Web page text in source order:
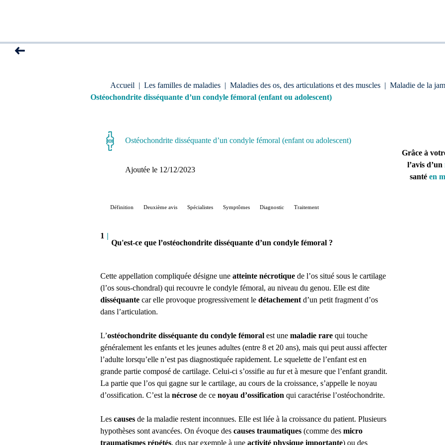
Accueil | Les familles de maladies | Maladies des os, des articulations et des muscles | Maladie de la
Ostéochondrite disséquante d’un condyle fémoral (enfant ou adolescent)
Ostéochondrite disséquante d’un condyle fémoral (enfant ou adolescent)
Ajoutée le 12/12/2023
Définition Deuxième avis Spécialistes Symptômes Diagnostic Traitement
1 |
Qu'est-ce que l’ostéochondrite disséquante d’un condyle fémoral ?
Cette appellation compliquée désigne une atteinte nécrotique de l’os situé sous le cartilage
(l’os sous-chondral) qui recouvre le condyle fémoral, au niveau du genou. Elle est dite
disséquante car elle provoque progressivement le détachement d’un petit fragment d’os
dans l’articulation.
L’ostéochondrite disséquante du condyle fémoral est une maladie rare qui touche
généralement les enfants et les jeunes adultes (entre 8 et 20 ans), mais qui peut aussi affecter
l’adulte lorsqu’elle n’est pas diagnostiquée rapidement. Le squelette de l’enfant est en
grande partie composé de cartilage. Celui-ci s’ossifie au fur et à mesure que l’enfant grandit.
La partie que l’os qui gagne sur le cartilage, au cours de la croissance, s’appelle le noyau
d’ossification. C’est la nécrose de ce noyau d’ossification qui caractérise l’ostéochondrite.
Les causes de la maladie restent inconnues. Elle est liée à la croissance du patient. Plusieurs
hypothèses sont avancées. On évoque des causes traumatiques (comme des micro
traumatismes répétés, dus par exemple à une activité physique importante) ou des
Grâce à
l’avis d’un
santé en